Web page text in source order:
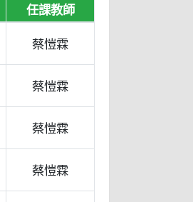
任課教師
蔡愷霖
蔡愷霖
蔡愷霖
蔡愷霖